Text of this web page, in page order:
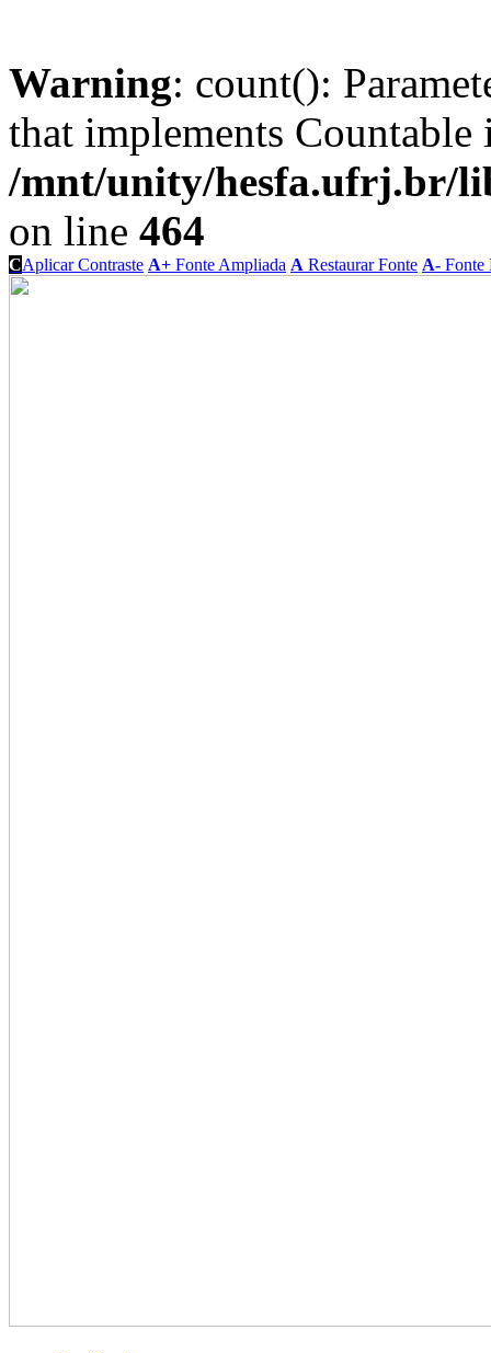
Warning: count():
that implements Countable
/mnt/unity/hesfa.ufrj.br/
on line 464
CAplicar Contraste A+ Fonte Ampliada A Restaurar Fonte A- Fonte